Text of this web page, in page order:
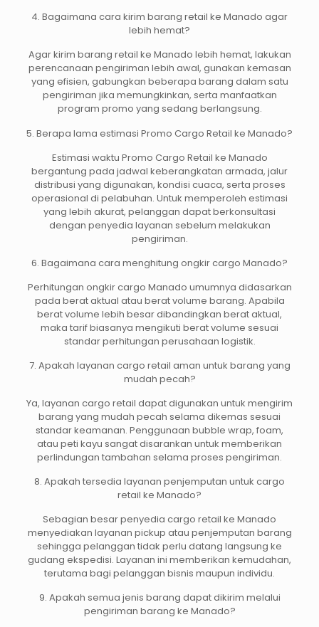
4. Bagaimana cara kirim barang retail ke Manado agar
lebih hemat?
Agar kirim barang retail ke Manado lebih hemat, lakukan
perencanaan pengiriman lebih awal, gunakan kemasan
yang efisien, gabungkan beberapa barang dalam satu
pengiriman jika memungkinkan, serta manfaatkan
program promo yang sedang berlangsung.
5. Berapa lama estimasi Promo Cargo Retail ke Manado?
Estimasi waktu Promo Cargo Retail ke Manado
bergantung pada jadwal keberangkatan armada, jalur
distribusi yang digunakan, kondisi cuaca, serta proses
operasional di pelabuhan. Untuk memperoleh estimasi
yang lebih akurat, pelanggan dapat berkonsultasi
dengan penyedia layanan sebelum melakukan
pengiriman.
6. Bagaimana cara menghitung ongkir cargo Manado?
Perhitungan ongkir cargo Manado umumnya didasarkan
pada berat aktual atau berat volume barang. Apabila
berat volume lebih besar dibandingkan berat aktual,
maka tarif biasanya mengikuti berat volume sesuai
standar perhitungan perusahaan logistik.
7. Apakah layanan cargo retail aman untuk barang yang
mudah pecah?
Ya, layanan cargo retail dapat digunakan untuk mengirim
barang yang mudah pecah selama dikemas sesuai
standar keamanan. Penggunaan bubble wrap, foam,
atau peti kayu sangat disarankan untuk memberikan
perlindungan tambahan selama proses pengiriman.
8. Apakah tersedia layanan penjemputan untuk cargo
retail ke Manado?
Sebagian besar penyedia cargo retail ke Manado
menyediakan layanan pickup atau penjemputan barang
sehingga pelanggan tidak perlu datang langsung ke
gudang ekspedisi. Layanan ini memberikan kemudahan,
terutama bagi pelanggan bisnis maupun individu.
9. Apakah semua jenis barang dapat dikirim melalui
pengiriman barang ke Manado?